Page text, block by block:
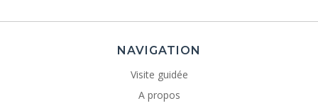
NAVIGATION
Visite guidée
A propos